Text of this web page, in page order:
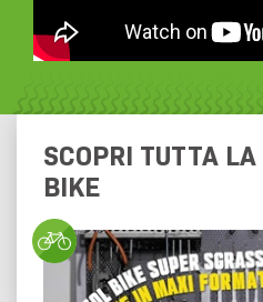
SCOPRI TUTTA
BIKE